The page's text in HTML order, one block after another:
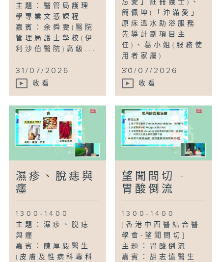
主題：醫管局護理
學專業文憑課程
嘉賓：余舜雯(醫院
管理局護士學校(伊
利沙伯醫院)高級...
31/07/2026
收看
忘愛」註冊護士)、
簡佩坤(「沖滿愛」
原床溫水助浴服務
先導計劃項目主
任)、葛小姐(服務使
用者家屬)
...
30/07/2026
收看
濕疹、脫痣與
癦
1300-1400
主題：濕疹、脫痣
與癦
嘉賓：陳厚毅醫生
(皮膚及性病科專科
望聞問切 -
胃酸倒流
1300-1400
[香港中西醫結合醫
學會-望聞問切]
主題：胃酸倒流
嘉賓：胡志遠醫生